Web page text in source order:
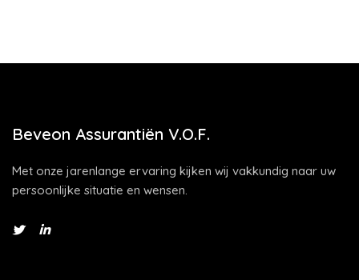
Beveon Assurantiën V.O.F.
Met onze jarenlange ervaring kijken wij vakkundig naar uw
persoonlijke situatie en wensen.